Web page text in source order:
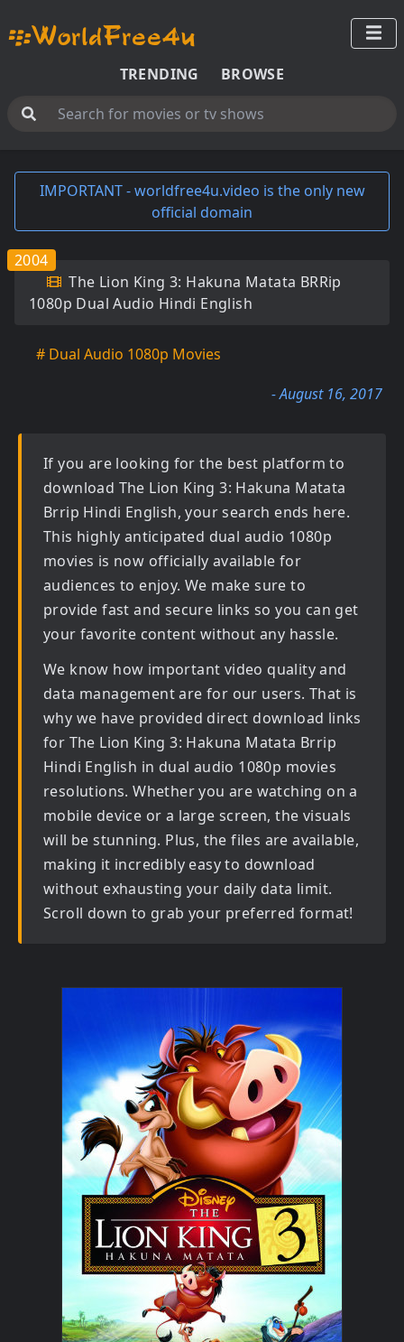
TRENDING BROWSE
IMPORTANT - worldfree4u.video is the only new
official domain
The Lion King 3: Hakuna Matata BRRip
1080p Dual Audio Hindi English
2004
# Dual Audio 1080p Movies
- August 16, 2017
If you are looking for the best platform to
download The Lion King 3: Hakuna Matata
Brrip Hindi English, your search ends here.
This highly anticipated dual audio 1080p
movies is now officially available for
audiences to enjoy. We make sure to
provide fast and secure links so you can get
your favorite content without any hassle.
We know how important video quality and
data management are for our users. That is
why we have provided direct download links
for The Lion King 3: Hakuna Matata Brrip
Hindi English in dual audio 1080p movies
resolutions. Whether you are watching on a
mobile device or a large screen, the visuals
will be stunning. Plus, the files are available,
making it incredibly easy to download
without exhausting your daily data limit.
Scroll down to grab your preferred format!